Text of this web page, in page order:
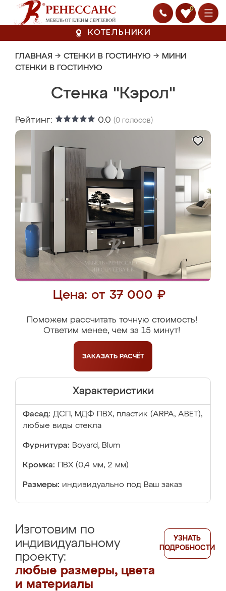
0
КОТЕЛЬНИКИ
ГЛАВНАЯ → СТЕНКИ В ГОСТИНУЮ → МИНИ
СТЕНКИ В ГОСТИНУЮ
Стенка "Кэрол"
Рейтинг: 0.0 (0 голосов)
Цена: от 37 000 ₽
Поможем рассчитать точную стоимость!
Ответим менее, чем за 15 минут!
ЗАКАЗАТЬ РАСЧЁТ
Характеристики
Фасад: ДСП, МДФ ПВХ, пластик (ARPA, ABET),
любые виды стекла
Фурнитура: Boyard, Blum
Кромка: ПВХ (0,4 мм, 2 мм)
Размеры: индивидуально под Ваш заказ
Изготовим по
индивидуальному
проекту:
любые размеры, цвета
и материалы
УЗНАТЬ
ПОДРОБНОСТИ